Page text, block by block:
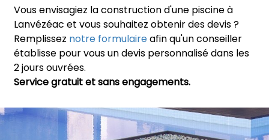
Vous envisagiez la construction d'une piscine à
Lanvézéac et vous souhaitez obtenir des devis ?
Remplissez notre formulaireafin qu'un conseiller
établisse pour vous un devis personnalisé dans les
2 jours ouvrées.
Service gratuit et sans engagements.